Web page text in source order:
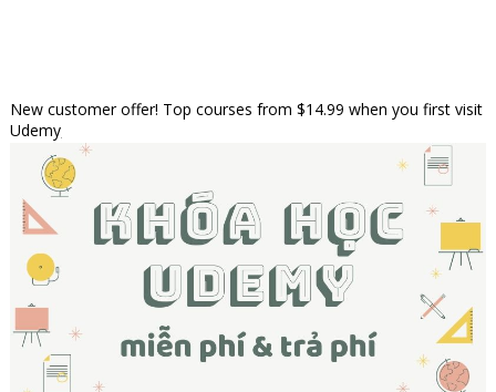
New customer offer! Top courses from $14.99 when you first visit
Udemy